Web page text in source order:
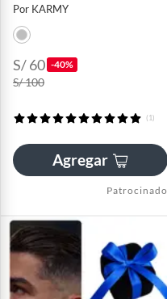
Por KARMY
S/ 60 -40%
S/ 100
(1)
Agregar
Patrocinado